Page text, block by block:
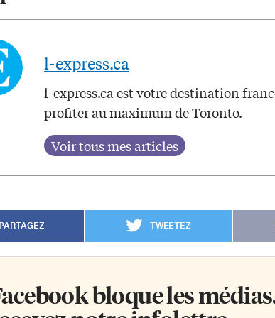
l-express.ca
l-express.ca est votre destination
profiter au maximum de Toronto.
TWEETEZ
bloque les